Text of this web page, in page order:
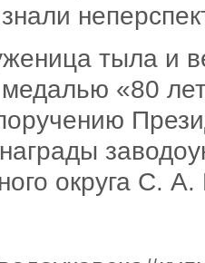
тыла и
«80
округа С. А.